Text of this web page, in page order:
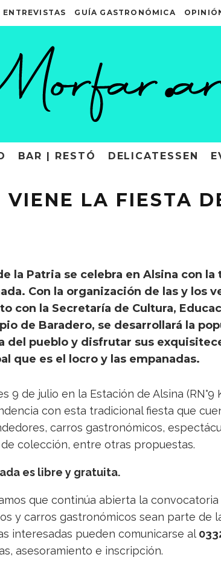
ENTREVISTAS GUÍA GASTRONÓMICA
BAR | RESTÓ DELICATESSEN
VIENE LA FIESTA
la Patria se celebra en Alsina con
Con la organización de las y los
con la Secretaría de Cultura,
de Baradero, se desarrollará la
del pueblo y disfrutar sus
que es el locro y las empanadas.
9 de julio en la Estación de Alsina (RN°9
con esta tradicional fiesta que
carros gastronómicos,
colección, entre otras propuestas.
es libre y gratuita.
que continúa abierta la
y carros gastronómicos sean parte de
interesadas pueden comunicarse al
asesoramiento e inscripción.